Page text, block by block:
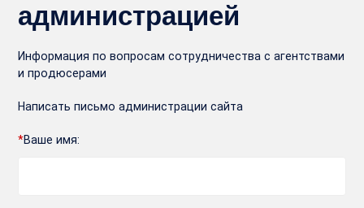
администрацией
Информация по вопросам сотрудничества с агентствами
и продюсерами
Написать письмо администрации сайта
*Ваше имя: